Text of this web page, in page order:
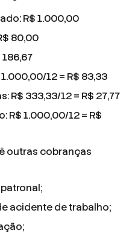
R$ 1.000,00
80,00
186,67
12 = R$ 83,33
R$ 333,33/12 = R$ 27,77
R$ 1.000,00/12 = R$
outras cobranças
acidente de trabalho;